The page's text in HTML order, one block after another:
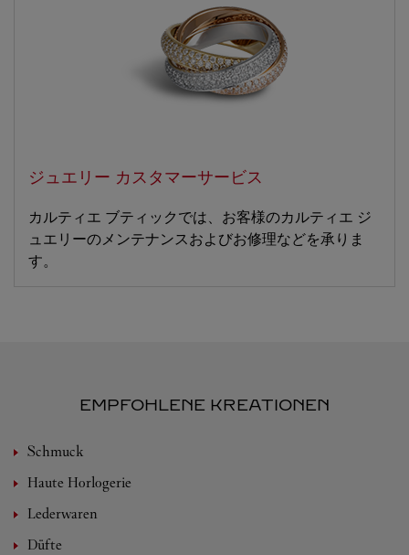
ジュエリー カスタマーサービス
カルティエ ブティックでは、お客様のカルティエ ジ
ュエリーのメンテナンスおよびお修理などを承りま
す。
EMPFOHLENE KREATIONEN
Schmuck
Haute Horlogerie
Lederwaren
Düfte